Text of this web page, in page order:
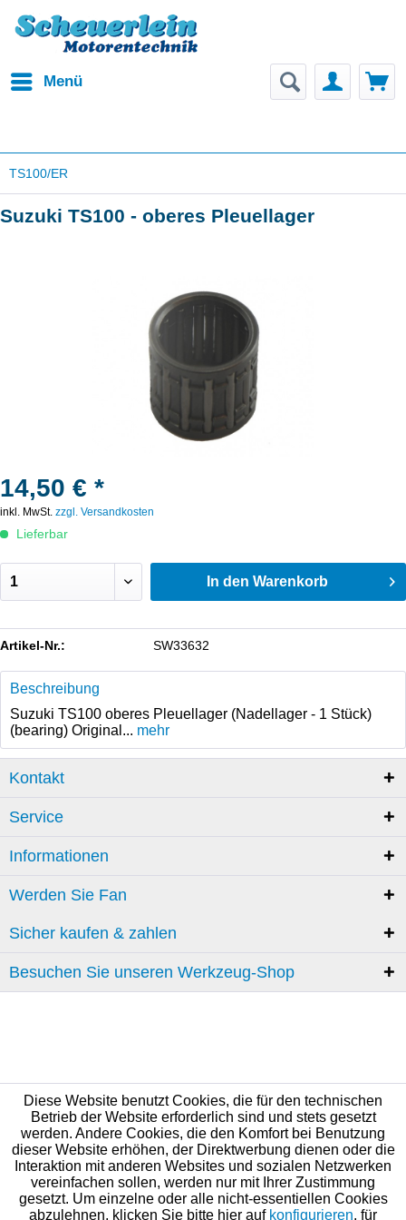
Menü
TS100/ER
Suzuki TS100 - oberes Pleuellager
14,50 € *
inkl. MwSt. zzgl. Versandkosten
Lieferbar
In den Warenkorb
Artikel-Nr.: SW33632
Beschreibung
Suzuki TS100 oberes Pleuellager (Nadellager - 1 Stück)
(bearing) Original... mehr
Kontakt
Service
Informationen
Werden Sie Fan
Sicher kaufen & zahlen
Besuchen Sie unseren Werkzeug-Shop
Diese Website benutzt Cookies, die für den technischen
Betrieb der Website erforderlich sind und stets gesetzt
werden. Andere Cookies, die den Komfort bei Benutzung
dieser Website erhöhen, der Direktwerbung dienen oder die
Interaktion mit anderen Websites und sozialen Netzwerken
vereinfachen sollen, werden nur mit Ihrer Zustimmung
gesetzt. Um einzelne oder alle nicht-essentiellen Cookies
abzulehnen, klicken Sie bitte hier auf konfigurieren, für